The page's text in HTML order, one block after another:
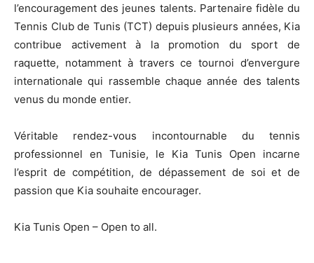
l’encouragement des jeunes talents. Partenaire fidèle du
Tennis Club de Tunis (TCT) depuis plusieurs années, Kia
contribue activement à la promotion du sport de
raquette, notamment à travers ce tournoi d’envergure
internationale qui rassemble chaque année des talents
venus du monde entier.
Véritable rendez-vous incontournable du tennis
professionnel en Tunisie, le Kia Tunis Open incarne
l’esprit de compétition, de dépassement de soi et de
passion que Kia souhaite encourager.
Kia Tunis Open – Open to all.